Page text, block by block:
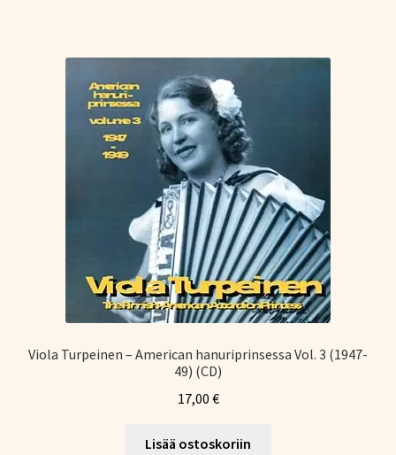
Viola Turpeinen – American hanuriprinsessa Vol. 3 (1947-
49) (CD)
17,00 €
Lisää ostoskoriin